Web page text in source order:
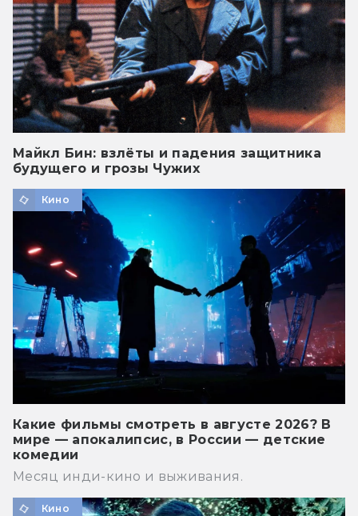
Майкл Бин: взлёты и падения защитника
будущего и грозы Чужих
Кино
Какие фильмы смотреть в августе 2026? В
мире — апокалипсис, в России — детские
комедии
Месяц инди-кино и выживания.
Кино